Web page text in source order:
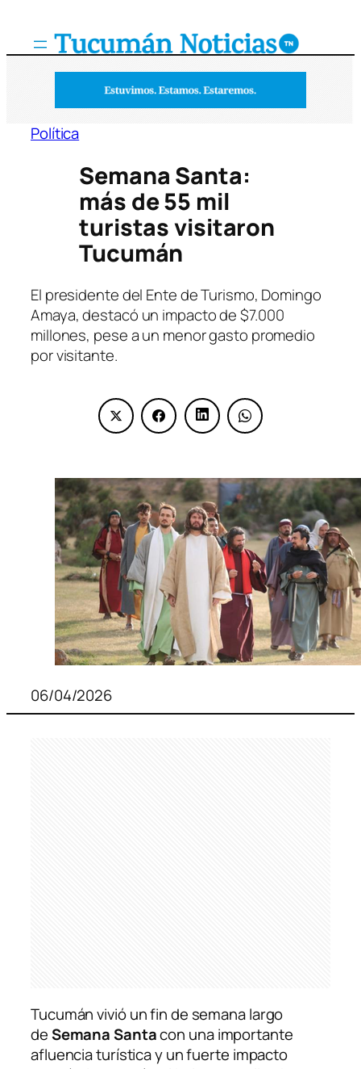
Política
Semana Santa:
más de 55 mil
turistas visitaron
Tucumán
El presidente del Ente de Turismo, Domingo
Amaya, destacó un impacto de $7.000
millones, pese a un menor gasto promedio
por visitante.
06/04/2026
Tucumán vivió un fin de semana largo
deSemana Santacon una importante
afluencia turística y un fuerte impacto